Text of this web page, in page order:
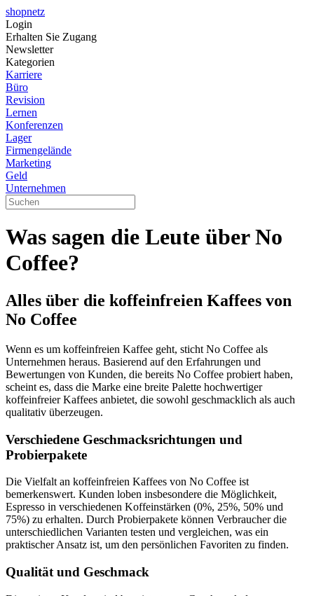
shopnetz
Login
Erhalten Sie Zugang
Newsletter
Kategorien
Karriere
Büro
Revision
Lernen
Konferenzen
Lager
Firmengelände
Marketing
Geld
Unternehmen
Was sagen die Leute über No
Coffee?
Alles über die koffeinfreien Kaffees von
No Coffee
Wenn es um koffeinfreien Kaffee geht, sticht No Coffee als
Unternehmen heraus. Basierend auf den Erfahrungen und
Bewertungen von Kunden, die bereits No Coffee probiert haben,
scheint es, dass die Marke eine breite Palette hochwertiger
koffeinfreier Kaffees anbietet, die sowohl geschmacklich als auch
qualitativ überzeugen.
Verschiedene Geschmacksrichtungen und
Probierpakete
Die Vielfalt an koffeinfreien Kaffees von No Coffee ist
bemerkenswert. Kunden loben insbesondere die Möglichkeit,
Espresso in verschiedenen Koffeinstärken (0%, 25%, 50% und
75%) zu erhalten. Durch Probierpakete können Verbraucher die
unterschiedlichen Varianten testen und vergleichen, was ein
praktischer Ansatz ist, um den persönlichen Favoriten zu finden.
Qualität und Geschmack